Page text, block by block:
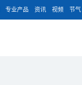
专业产品 资讯 视频 节气